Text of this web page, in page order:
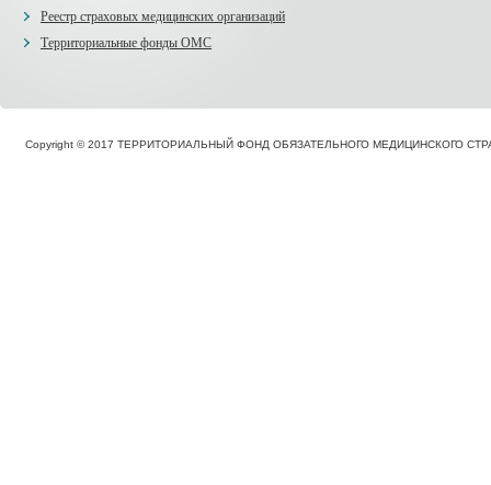
Реестр страховых медицинских организаций
Территориальные фонды ОМС
Copyright © 2017 ТЕРРИТОРИАЛЬНЫЙ ФОНД ОБЯЗАТЕЛЬНОГО МЕДИЦИНСКОГО